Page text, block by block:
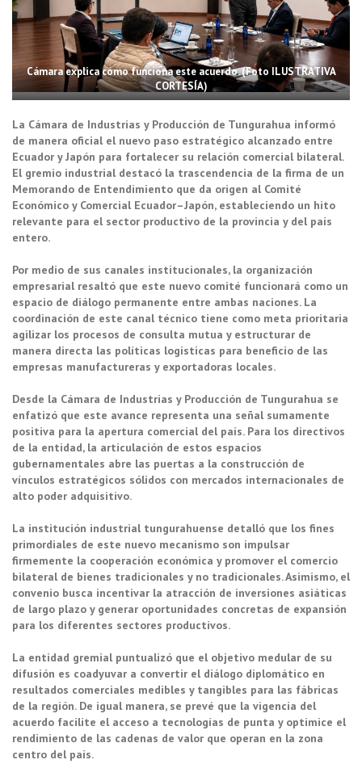
Cámara explica cómo funciona este acuerdo. (Foto ILUSTRATIVA
CORTESÍA)
La Cámara de Industrias y Producción de Tungurahua informó
de manera oficial el nuevo paso estratégico alcanzado entre
Ecuador y Japón para fortalecer su relación comercial bilateral.
El gremio industrial destacó la trascendencia de la firma de un
Memorando de Entendimiento que da origen al Comité
Económico y Comercial Ecuador–Japón, estableciendo un hito
relevante para el sector productivo de la provincia y del país
entero.
Por medio de sus canales institucionales, la organización
empresarial resaltó que este nuevo comité funcionará como un
espacio de diálogo permanente entre ambas naciones. La
coordinación de este canal técnico tiene como meta prioritaria
agilizar los procesos de consulta mutua y estructurar de
manera directa las políticas logísticas para beneficio de las
empresas manufactureras y exportadoras locales.
Desde la Cámara de Industrias y Producción de Tungurahua se
enfatizó que este avance representa una señal sumamente
positiva para la apertura comercial del país. Para los directivos
de la entidad, la articulación de estos espacios
gubernamentales abre las puertas a la construcción de
vínculos estratégicos sólidos con mercados internacionales de
alto poder adquisitivo.
La institución industrial tungurahuense detalló que los fines
primordiales de este nuevo mecanismo son impulsar
firmemente la cooperación económica y promover el comercio
bilateral de bienes tradicionales y no tradicionales. Asimismo, el
convenio busca incentivar la atracción de inversiones asiáticas
de largo plazo y generar oportunidades concretas de expansión
para los diferentes sectores productivos.
La entidad gremial puntualizó que el objetivo medular de su
difusión es coadyuvar a convertir el diálogo diplomático en
resultados comerciales medibles y tangibles para las fábricas
de la región. De igual manera, se prevé que la vigencia del
acuerdo facilite el acceso a tecnologías de punta y optimice el
rendimiento de las cadenas de valor que operan en la zona
centro del país.